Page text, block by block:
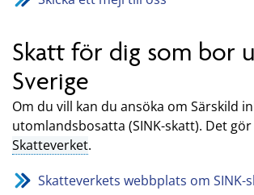
Skatt för dig som bor
Sverige
Om du vill kan du ansöka om Särskild
utomlandsbosatta (SINK-skatt). Det
Skatteverket.
Skatteverkets webbplats om SINK-